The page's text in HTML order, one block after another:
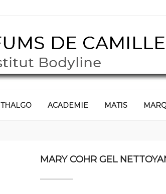
THALGO ACADEMIE MATIS
MARY COHR GEL